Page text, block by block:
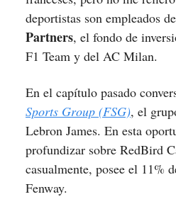
deportistas son empleados de
Partners, el fondo de
F1 Team y del AC Milan.
En el capítulo pasado
Sports Group (FSG), el
Lebron James. En esta
profundizar sobre RedBird
casualmente, posee el 11%
Fenway.